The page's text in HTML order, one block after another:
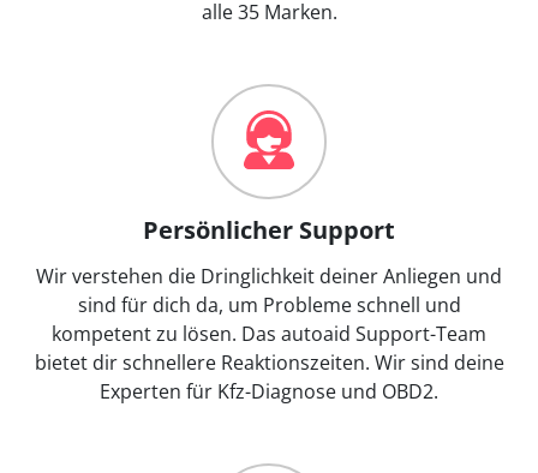
alle 35 Marken.
Persönlicher Support
Wir verstehen die Dringlichkeit deiner Anliegen und
sind für dich da, um Probleme schnell und
kompetent zu lösen. Das autoaid Support-Team
bietet dir schnellere Reaktionszeiten. Wir sind deine
Experten für Kfz-Diagnose und OBD2.